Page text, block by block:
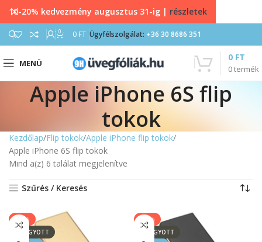
0 0 FT Ügyfélszolgálat: +36 30 8686 351
MENÜ
0termék
0 FT
Apple iPhone 6S flip
tokok
Kezdőlap Flip tokok Apple iPhone flip tokok
Apple iPhone 6S flip tokok
Mind a(z) 6 találat megjelenítve
Szűrés / Keresés
-17%
ELFOGYOTT
-17%
ELFOGYOTT
10-20% kedvezmény augusztus 31-ig | részletek